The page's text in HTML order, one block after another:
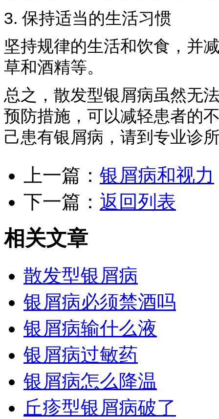
3. 保持适当的生活习惯
坚持规律的生活和饮食，并
草和酒精等。
总之，散发型银屑病虽然无
预防措施，可以减轻患者的
己患有银屑病，请到专业诊
上一篇： 银屑病和视力
下一篇： 返回列表
相关文章
散发型银屑病
银屑病必须禁酒吗
银屑病输什么液
银屑病过敏药
银屑病怎么降温
丘疹型银屑病破了